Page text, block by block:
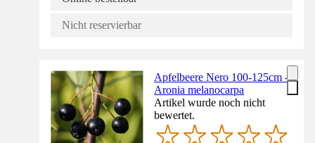
Nicht reservierbar
Apfelbeere Nero 100-125cm -
Aronia melanocarpa
Artikel wurde noch nicht
bewertet.